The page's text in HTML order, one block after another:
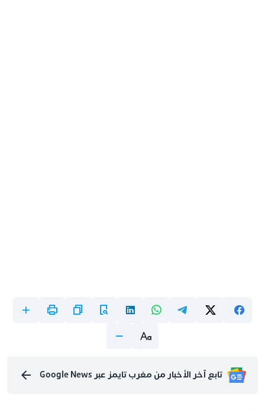
تابع آخر الأخبار من مغرب تايمز عبر Google News